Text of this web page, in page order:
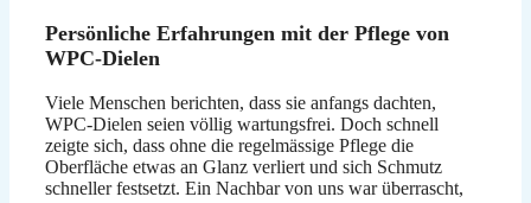
Persönliche Erfahrungen mit der Pflege von
WPC-Dielen
Viele Menschen berichten, dass sie anfangs dachten,
WPC-Dielen seien völlig wartungsfrei. Doch schnell
zeigte sich, dass ohne die regelmässige Pflege die
Oberfläche etwas an Glanz verliert und sich Schmutz
schneller festsetzt. Ein Nachbar von uns war überrascht,